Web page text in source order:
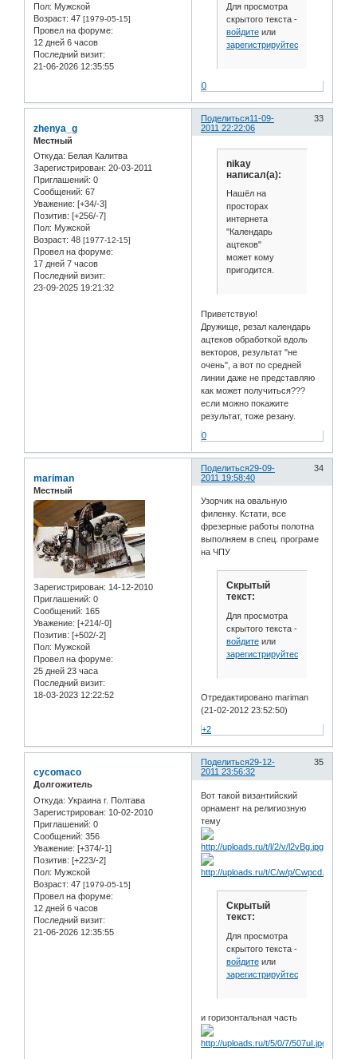
Пол: Мужской
Возраст: 47 [1979-05-15]
Провел на форуме:
12 дней 6 часов
Последний визит:
21-06-2026 12:35:55
Для просмотра
скрытого текста -
войдитеили
зарегистрируйтесь
0
Поделиться 33
11-09-
2011 22:22:06
zhenya_g
Местный
Откуда: Белая Калитва
Зарегистрирован: 20-03-2011
Приглашений: 0
Сообщений: 67
Уважение: [+34/-3]
Позитив: [+256/-7]
Пол: Мужской
Возраст: 48 [1977-12-15]
Провел на форуме:
17 дней 7 часов
Последний визит:
23-09-2025 19:21:32
nikay
написал(а):
Нашёл на
просторах
интернета
"Календарь
ацтеков"
может кому
пригодится.
Приветствую!
Дружище, резал календарь
ацтеков обработкой вдоль
векторов, результат "не
очень", а вот по средней
линии даже не представляю
как может получиться???
если можно покажите
результат, тоже резану.
0
Поделиться 34
29-09-
2011 19:58:40
mariman
Местный
Зарегистрирован: 14-12-2010
Приглашений: 0
Сообщений: 165
Уважение: [+214/-0]
Позитив: [+502/-2]
Пол: Мужской
Провел на форуме:
25 дней 23 часа
Последний визит:
18-03-2023 12:22:52
Узорчик на овальную
филенку. Кстати, все
фрезерные работы полотна
выполняем в спец. програме
на ЧПУ
Скрытый
текст:
Для просмотра
скрытого текста -
войдитеили
зарегистрируйтесь
Отредактировано mariman
(21-02-2012 23:52:50)
+2
Поделиться 35
29-12-
2011 23:56:32
cycomaco
Долгожитель
Откуда: Украина г. Полтава
Зарегистрирован: 10-02-2010
Приглашений: 0
Сообщений: 356
Уважение: [+374/-1]
Позитив: [+223/-2]
Пол: Мужской
Возраст: 47 [1979-05-15]
Провел на форуме:
12 дней 6 часов
Последний визит:
21-06-2026 12:35:55
Вот такой византийский
орнамент на религиозную
тему
Скрытый
текст:
Для просмотра
скрытого текста -
войдитеили
зарегистрируйтесь
и горизонтальная часть